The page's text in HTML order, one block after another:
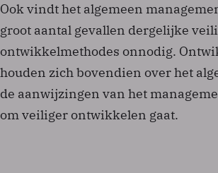
Ook vindt het algemeen
groot aantal gevallen dergelijke
ontwikkelmethodes onnodig.
houden zich bovendien over het
de aanwijzingen van het
om veiliger ontwikkelen gaat.